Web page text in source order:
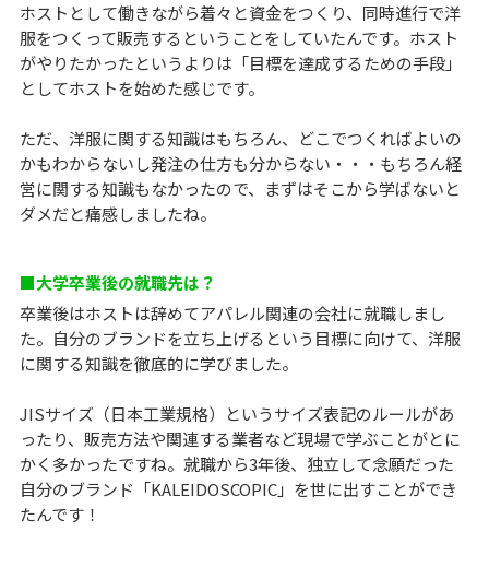
ホストとして働きながら着々と資金をつくり、同時進行で洋
服をつくって販売するということをしていたんです。ホスト
がやりたかったというよりは「目標を達成するための手段」
としてホストを始めた感じです。
ただ、洋服に関する知識はもちろん、どこでつくればよいの
かもわからないし発注の仕方も分からない・・・もちろん経
営に関する知識もなかったので、まずはそこから学ばないと
ダメだと痛感しましたね。
■大学卒業後の就職先は？
卒業後はホストは辞めてアパレル関連の会社に就職しまし
た。自分のブランドを立ち上げるという目標に向けて、洋服
に関する知識を徹底的に学びました。
JISサイズ（日本工業規格）というサイズ表記のルールがあ
ったり、販売方法や関連する業者など現場で学ぶことがとに
かく多かったですね。就職から3年後、独立して念願だった
自分のブランド「KALEIDOSCOPIC」を世に出すことができ
たんです！